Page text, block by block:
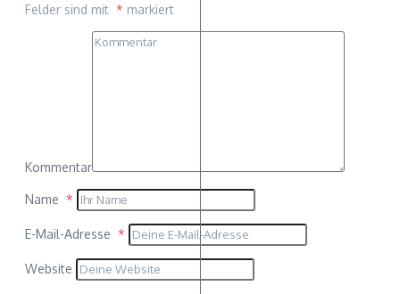
Felder sind mit * markiert
Kommentar
Name *
E-Mail-Adresse *
Website